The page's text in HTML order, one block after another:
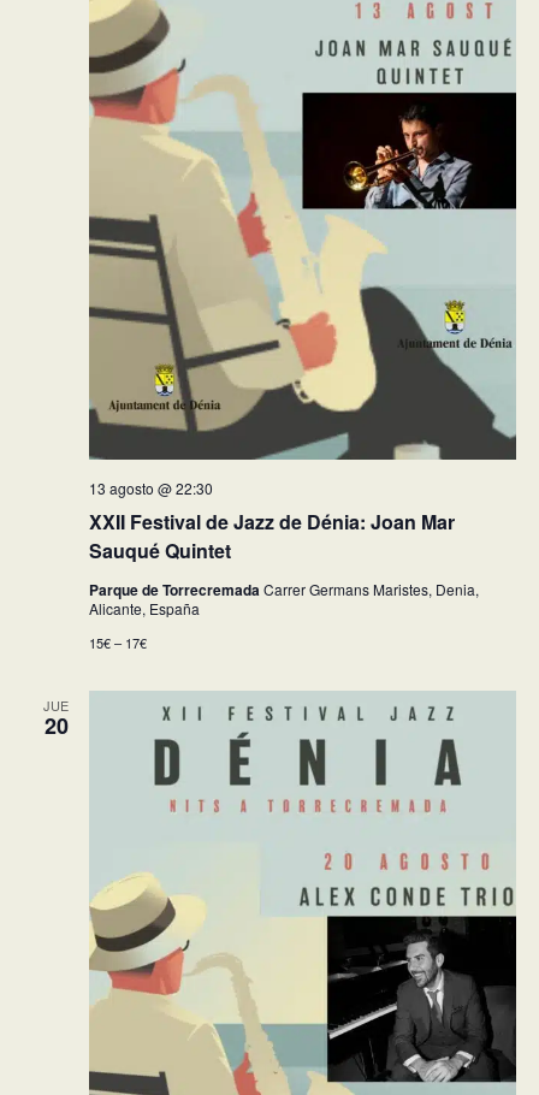
XXII Festival de Jazz de Dénia: Joan Mar
Sauqué Quintet
13 agosto @ 22:30
Parque de TorrecremadaCarrer Germans Maristes, Denia,
Alicante, España
15€ – 17€
JUE
20